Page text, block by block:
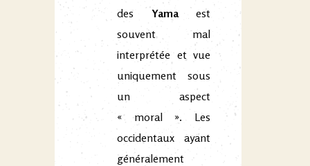
des Yamaest
souvent mal
interprétée et vue
uniquement sous
un aspect
« moral ». Les
occidentaux ayant
généralement